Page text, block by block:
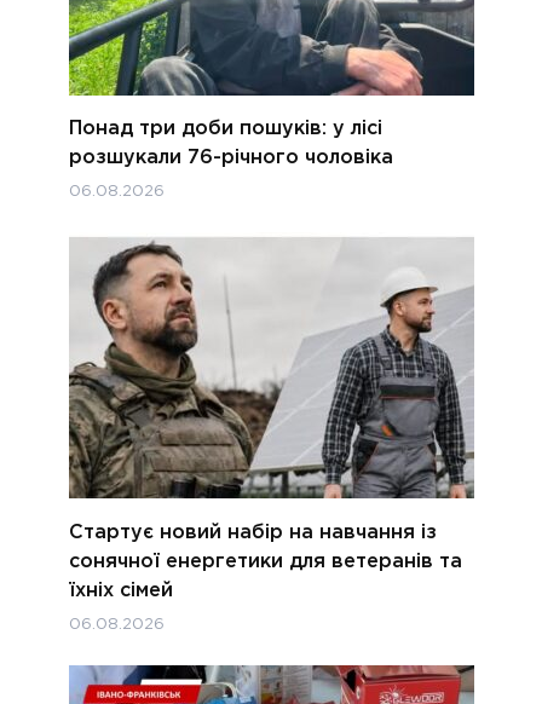
Понад три доби пошуків: у лісі
розшукали 76-річного чоловіка
06.08.2026
Стартує новий набір на навчання із
сонячної енергетики для ветеранів та
їхніх сімей
06.08.2026